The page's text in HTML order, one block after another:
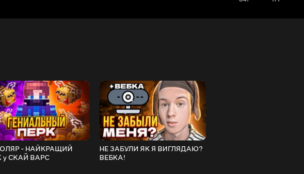
- НАЙКРАЩИЙ
у СКАЙ ВАРС
НЕ ЗАБУЛИ ЯК Я ВИГЛЯДАЮ?
ВЕБКА!